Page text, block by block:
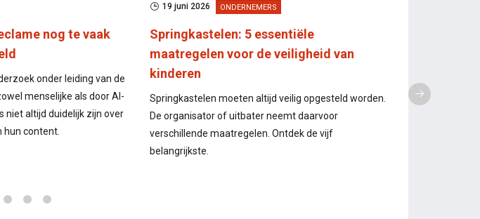
nog te vaak
onder leiding van de
menselijke als door AI-
niet altijd duidelijk zijn over
hun content.
19 juni 2026 ONDERNEMERS
Springkastelen: 5 essentiële
maatregelen voor de veiligheid van
kinderen
Springkastelen moeten altijd veilig opgesteld worden.
De organisator of uitbater neemt daarvoor
verschillende maatregelen. Ontdek de vijf
belangrijkste.
Het